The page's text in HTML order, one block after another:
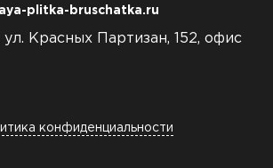
plitka-bruschatka.ru
ул. Красных Партизан, 152, офис
конфиденциальности